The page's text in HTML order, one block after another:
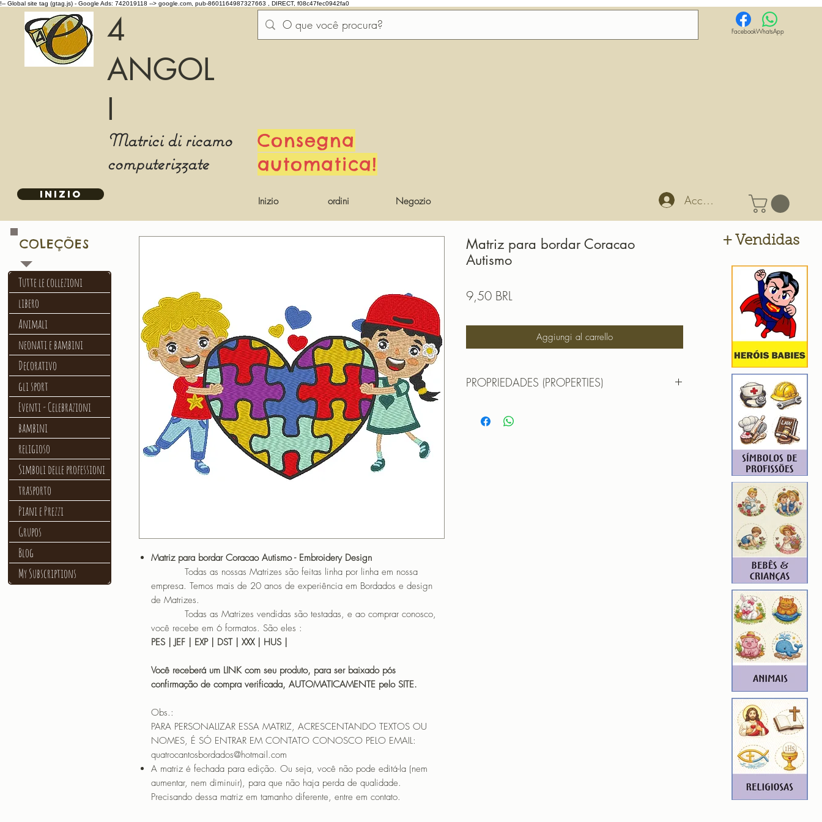
!-- Global site tag (gtag.js) - Google Ads: 742019118 --> google.com, pub-8601164987327663 , DIRECT, f08c47fec0942fa0
4
ANGOL
I
Matrici di ricamo
computerizzate
Consegna
automatica!
FacebookWhatsApp
INIZIO
Inizio ordini Negozio Accedi
Matriz para bordar Coracao Autismo - Embroidery Design
Todas as nossas Matrizes são feitas linha por linha em nossa
empresa. Temos mais de 20 anos de experiência em Bordados e design
de Matrizes.
Todas as Matrizes vendidas são testadas, e ao comprar conosco,
você recebe em 6 formatos. São eles :
PES | JEF | EXP | DST | XXX | HUS |
Você receberá um LINK com seu produto, para ser baixado pós
confirmação de compra verificada, AUTOMATICAMENTE pelo SITE.
Obs.:
PARA PERSONALIZAR ESSA MATRIZ, ACRESCENTANDO TEXTOS OU
NOMES, É SÓ ENTRAR EM CONTATO CONOSCO PELO EMAIL:
quatrocantosbordados@hotmail.com
A matriz é fechada para edição. Ou seja, você não pode editá-la (nem
aumentar, nem diminuir), para que não haja perda de qualidade.
Precisando dessa matriz em tamanho diferente, entre em contato.
Matriz para bordar Coracao
Autismo
9,50 BRL
Aggiungi al carrello
PROPRIEDADES (PROPERTIES)
TAMANHO (SIZE) : 17,67 cm X 11,00cm
Tutte le collezioni
libero
Animali
neonati e bambini
Decorativo
gli sport
Eventi - Celebrazioni
bambini
religioso
Simboli delle professioni
trasporto
Piani e Prezzi
Grupos
Blog
My Subscriptions
COLEÇÕES + Vendidas